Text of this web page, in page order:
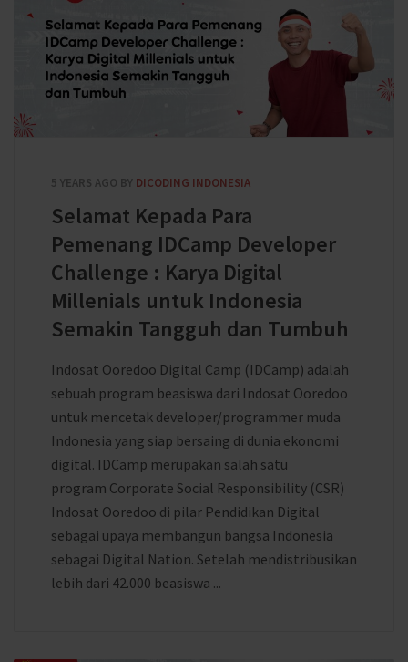
5 YEARS AGO BY DICODING INDONESIA
Selamat Kepada Para
Pemenang IDCamp Developer
Challenge : Karya Digital
Millenials untuk Indonesia
Semakin Tangguh dan Tumbuh
Indosat Ooredoo Digital Camp (IDCamp) adalah
sebuah program beasiswa dari Indosat Ooredoo
untuk mencetak developer/programmer muda
Indonesia yang siap bersaing di dunia ekonomi
digital. IDCamp merupakan salah satu
program Corporate Social Responsibility (CSR)
Indosat Ooredoo di pilar Pendidikan Digital
sebagai upaya membangun bangsa Indonesia
sebagai Digital Nation. Setelah mendistribusikan
lebih dari 42.000 beasiswa ...